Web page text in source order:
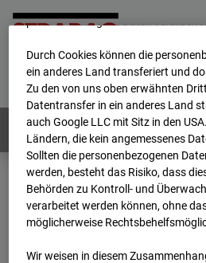
Home E-Mail Impressum
Deutsch / English
Webcams: Alle Länder
Home
Deutschland
BC-120 - BV W2 Campus
2024
06:01
personenbezogene Daten verarbeitet.
Durch Cookies können die
ein anderes Land transferiert und
Zu den von uns oben erwähnten
Datentransfer in ein anderes Land
auch Google LLC mit Sitz in den
Ländern, die kein angemessenes
Sollten die personenbezogenen
werden, besteht das Risiko, dass
Behörden zu Kontroll- und
verarbeitet werden können, ohne
möglicherweise
Wir weisen in diesem